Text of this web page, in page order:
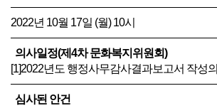
2022년 10월 17일 (월) 10시
의사일정(제4차 문화복지위원회)
[1]2022년도 행정사무감사결과보고서 작성
심사된 안건